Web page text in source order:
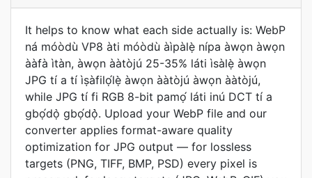
It helps to know what each side actually is: WebP
ná móòdù VP8 àti móòdù àìpàlẹ̀ nípa àwọn àwọn
ààfà ìtàn, àwọn ààtòjú 25-35% láti ìsàlẹ̀ àwọn
JPG tí a tí ìṣàfilọ́lẹ̀ àwọn ààtòjú àwọn ààtòjú,
while JPG tí fi RGB 8-bit pamọ́ láti inú DCT tí a
gbọ́dọ̀ gbọ́dọ̀̀. Upload your WebP file and our
converter applies format-aware quality
optimization for JPG output — for lossless
targets (PNG, TIFF, BMP, PSD) every pixel is